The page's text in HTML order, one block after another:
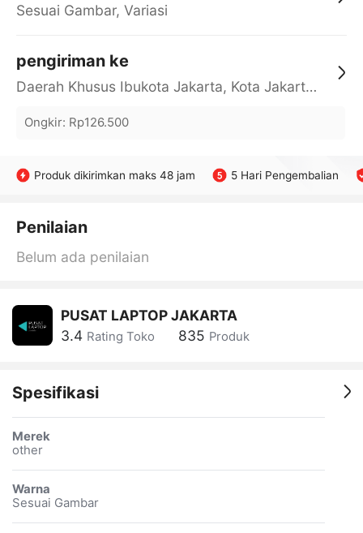
Sesuai Gambar, Variasi
pengiriman ke
Daerah Khusus Ibukota Jakarta, Kota Jakarta Barat, Cengkareng, yy
Ongkir: Rp126.500
Produk dikirimkan maks 48 jam 5 Hari Pengembalian
Penilaian
Belum ada penilaian
PUSAT LAPTOP JAKARTA
3.4 Rating Toko 835 Produk
Spesifikasi
Merek
other
Warna
Sesuai Gambar